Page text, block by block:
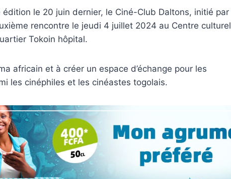
le 20 juin dernier, le Ciné-Club Daltons, initié par
rencontre le jeudi 4 juillet 2024 au Centre culturel
Tokoin hôpital.
africain et à créer un espace d’échange pour les
les cinéphiles et les cinéastes togolais.